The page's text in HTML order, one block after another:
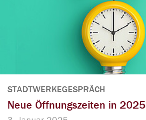
STADTWERKEGESPRÄCH
Neue Öffnungszeiten in 2025